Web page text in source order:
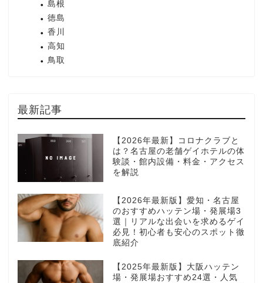
島根
徳島
香川
高知
鳥取
最新記事
【2026年最新】コロナクラブと
は？名古屋の老舗ゲイホテルの体
験談・館内設備・料金・アクセス
を解説
【2026年最新版】愛知・名古屋
のおすすめハッテン場・発展場3
選｜リアルな出会いを求めるゲイ
必見！初心者も安心のスポット徹
底紹介
【2025年最新版】大阪ハッテン
場・発展場おすすめ24選・人気